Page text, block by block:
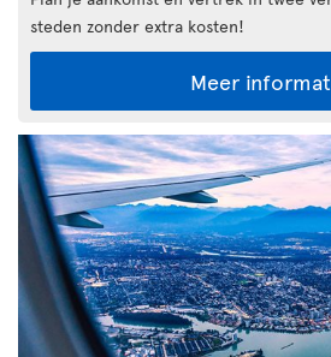
steden zonder extra kosten!
Meer